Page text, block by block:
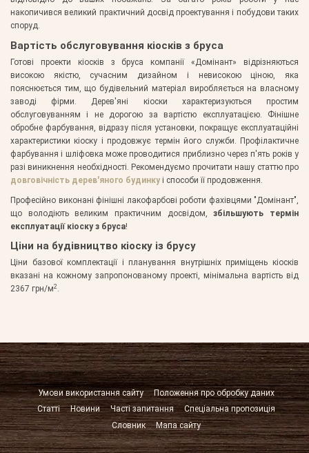
накопичився великий практичний досвід проектування і побудови таких
споруд.
Вартість обслуговування кіосків з бруса
Готові проекти кіосків з бруса компанії «Домінант» відрізняються
високою якістю, сучасним дизайном і невисокою ціною, яка
пояснюється тим, що будівельний матеріал виробляється на власному
заводі фірми. Дерев'яні кіоски характеризуються простим
обслуговуванням і не дорогою за вартістю експлуатацією. Фінішне
обробне фарбування, відразу після установки, покращує експлуатаційні
характеристики кіоску і продовжує термін його служби. Профілактичне
фарбування і шліфовка може проводитися приблизно через п'ять років у
разі виникнення необхідності. Рекомендуємо прочитати нашу статтю про
довговічність дерев'яного будинку і способи її продовження.
Професійно виконані фінішні лакофарбові роботи фахівцями "Домінант",
що володіють великим практичним досвідом,збільшують термін
експлуатації кіоску з бруса!
Ціни на будівництво кіоску із брусу
Ціни базової комплектації і планування внутрішніх приміщень кіосків
вказані на кожному запропонованому проекті, мінімальна вартість від
2367 грн/м2 .
Умови використання сайту
Положення про обробку даних
Статті
Новини Часті запитання
Спеціальна пропозиція
Словник
Мапа сайту